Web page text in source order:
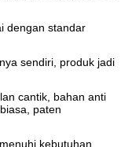
dengan standar
sendiri, produk jadi
cantik, bahan anti
paten
kebutuhan